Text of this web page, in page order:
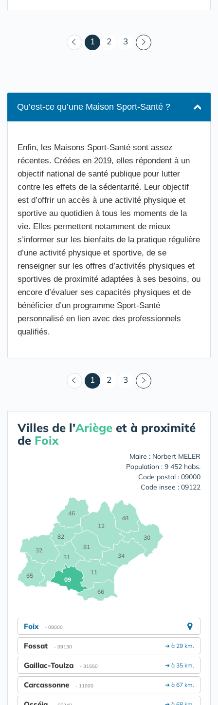
1 (courant)
2 3
Qu’est-ce qu’une Maison Sport-Santé ?
Enfin, les Maisons Sport-Santé sont assez
récentes. Créées en 2019, elles répondent à un
objectif national de santé publique pour lutter
contre les effets de la sédentarité. Leur objectif
est d’offrir un accès à une activité physique et
sportive au quotidien à tous les moments de la
vie. Elles permettent notamment de mieux
s’informer sur les bienfaits de la pratique régulière
d’une activité physique et sportive, de se
renseigner sur les offres d’activités physiques et
sportives de proximité adaptées à ses besoins, ou
encore d’évaluer ses capacités physiques et de
bénéficier d’un programme Sport-Santé
personnalisé en lien avec des professionnels
qualifiés.
1 (courant)
2 3
Villes de l'Ariège et à proximité
de Foix
Maire : Norbert MELER
Population : 9 452 habs.
Code postal : 09000
Code insee : 09122
09
11
12
30
31
32
34
46
48
65
66
81
82
Foix - 09000
➔ à 29 km.
Fossat - 09130
➔ à 35 km.
Gaillac-Toulza - 31550
➔ à 67 km.
Carcassonne - 11000